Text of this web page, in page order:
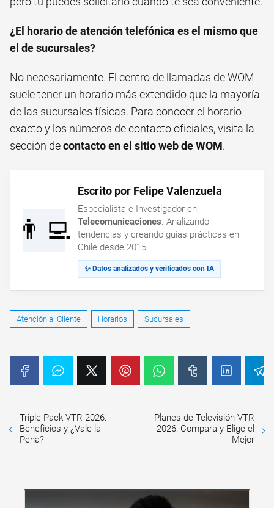
¿El horario de atención telefónica es el mismo que
el de sucursales?
No necesariamente. El centro de llamadas de WOM
suele tener un horario más extendido que la mayoría
de las sucursales físicas. Para conocer el horario
exacto y los números de contacto oficiales, visita la
sección decontacto en el sitio web de WOM.
👨‍💻
Escrito por Felipe Valenzuela
Especialista e Investigador en
Telecomunicaciones. Analizando
tendencias y creando guías prácticas en
Chile desde 2015.
✨ Datos analizados y verificados con IA
Atención al Cliente Horarios Sucursales
Triple Pack VTR 2026:
Beneficios y ¿Vale la
Pena?
Planes de Televisión VTR
2026: Compara y Elige el
Mejor